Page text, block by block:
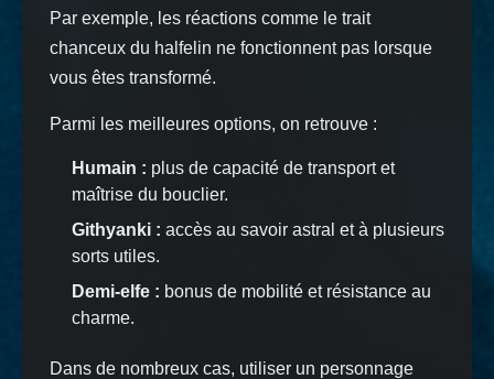
Par exemple, les réactions comme le trait
chanceux du halfelin ne fonctionnent pas lorsque
vous êtes transformé.
Parmi les meilleures options, on retrouve :
Humain : plus de capacité de transport et
maîtrise du bouclier.
Githyanki : accès au savoir astral et à plusieurs
sorts utiles.
Demi-elfe : bonus de mobilité et résistance au
charme.
Dans de nombreux cas, utiliser un personnage